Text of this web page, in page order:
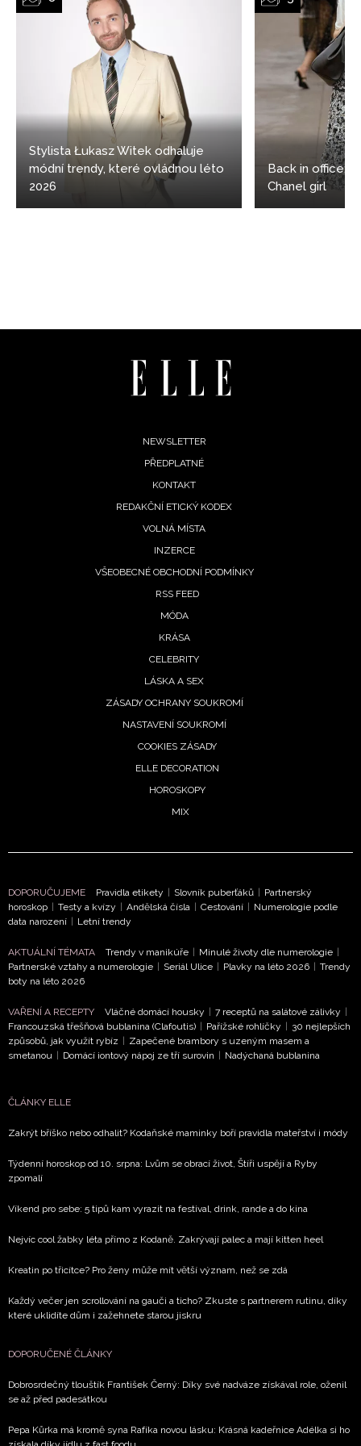
vyhodnocení akce a zasílání novinek.
Chcete navíc dostávat i další zajímavé a exkluzivní
informace od našich partnerů? Pokud souhlasíte se
zpracováním údajů k tomuto účelu podle
Zásad ochrany
soukromí BurdaMedia Extra s.r.o.
, zaškrtněte toto pole.
Stylista Łukasz Witek odhaluje
módní trendy, které ovládnou léto
2026
Back in office:
Chanel girl
NEWSLETTER
PŘEDPLATNÉ
KONTAKT
REDAKČNÍ ETICKÝ KODEX
VOLNÁ MÍSTA
INZERCE
VŠEOBECNÉ OBCHODNÍ PODMÍNKY
RSS FEED
MÓDA
KRÁSA
CELEBRITY
LÁSKA A SEX
ZÁSADY OCHRANY SOUKROMÍ
NASTAVENÍ SOUKROMÍ
COOKIES ZÁSADY
ELLE DECORATION
HOROSKOPY
MIX
DOPORUČUJEME Pravidla etikety | Slovník puberťáků | Partnerský
horoskop | Testy a kvízy | Andělská čísla | Cestování | Numerologie podle
data narození | Letní trendy
AKTUÁLNÍ TÉMATA Trendy v manikúře | Minulé životy dle numerologie |
Partnerské vztahy a numerologie | Seriál Ulice | Plavky na léto 2026 | Trendy
boty na léto 2026
VAŘENÍ A RECEPTY Vláčné domácí housky | 7 receptů na salátové zálivky |
Francouzská třešňová bublanina (Clafoutis) | Pařížské rohlíčky | 30 nejlepších
způsobů, jak využít rybíz | Zapečené brambory s uzeným masem a
smetanou | Domácí iontový nápoj ze tří surovin | Nadýchaná bublanina
ČLÁNKY ELLE
Zakrýt bříško nebo odhalit? Kodaňské maminky boří pravidla mateřství i módy
Týdenní horoskop od 10. srpna: Lvům se obrací život, Štíři uspějí a Ryby
zpomalí
Víkend pro sebe: 5 tipů kam vyrazit na festival, drink, rande a do kina
Nejvíc cool žabky léta přímo z Kodaně. Zakrývají palec a mají kitten heel
Kreatin po třicítce? Pro ženy může mít větší význam, než se zdá
Každý večer jen scrollování na gauči a ticho? Zkuste s partnerem rutinu, díky
které uklidíte dům i zažehnete starou jiskru
DOPORUČENÉ ČLÁNKY
Dobrosrdečný tlouštík František Černý: Díky své nadváze získával role, oženil
se až před padesátkou
Pepa Kůrka má kromě syna Rafíka novou lásku: Krásná kadeřnice Adélka si ho